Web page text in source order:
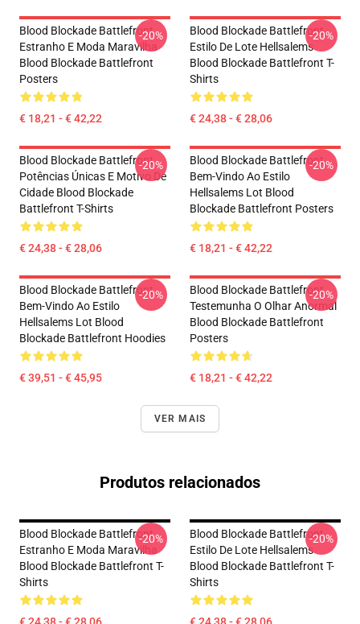
Blood Blockade Battlefront
Estranho E Moda Maravilha
Blood Blockade Battlefront
Posters
€ 18,21 - € 42,22
-20%
Blood Blockade Battlefront
Estilo De Lote Hellsalems
Blood Blockade Battlefront T-
Shirts
€ 24,38 - € 28,06
-20%
Blood Blockade Battlefront
Potências Únicas E Motivo De
Cidade Blood Blockade
Battlefront T-Shirts
€ 24,38 - € 28,06
-20%
Blood Blockade Battlefront
Bem-Vindo Ao Estilo
Hellsalems Lot Blood
Blockade Battlefront Posters
€ 18,21 - € 42,22
-20%
Blood Blockade Battlefront
Bem-Vindo Ao Estilo
Hellsalems Lot Blood
Blockade Battlefront Hoodies
€ 39,51 - € 45,95
-20%
Blood Blockade Battlefront
Testemunha O Olhar Anormal
Blood Blockade Battlefront
Posters
€ 18,21 - € 42,22
-20%
VER MAIS
Produtos relacionados
Blood Blockade Battlefront
Estranho E Moda Maravilha
Blood Blockade Battlefront T-
Shirts
-20%
Blood Blockade Battlefront
Estilo De Lote Hellsalems
Blood Blockade Battlefront T-
Shirts
-20%